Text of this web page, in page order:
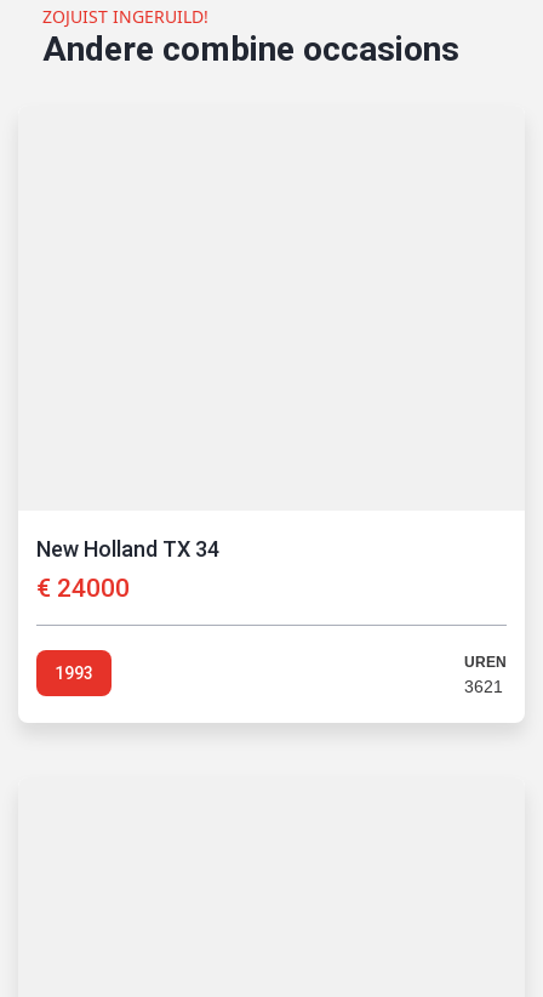
ZOJUIST INGERUILD!
Andere combine occasions
New Holland TX 34
€ 24000
1993
UREN
3621